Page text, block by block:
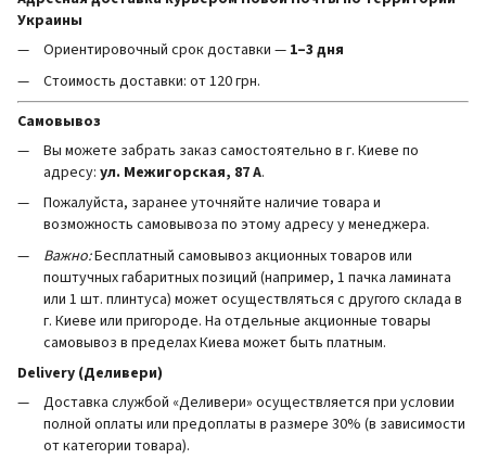
Украины
Ориентировочный срок доставки — 1–3 дня
Стоимость доставки: от 120 грн.
Самовывоз
Вы можете забрать заказ самостоятельно в г. Киеве по
адресу: ул. Межигорская, 87 А.
Пожалуйста, заранее уточняйте наличие товара и
возможность самовывоза по этому адресу у менеджера.
Важно:Бесплатный самовывоз акционных товаров или
поштучных габаритных позиций (например, 1 пачка ламината
или 1 шт. плинтуса) может осуществляться с другого склада в
г. Киеве или пригороде. На отдельные акционные товары
самовывоз в пределах Киева может быть платным.
Delivery (Деливери)
Доставка службой «Деливери» осуществляется при условии
полной оплаты или предоплаты в размере 30% (в зависимости
от категории товара).